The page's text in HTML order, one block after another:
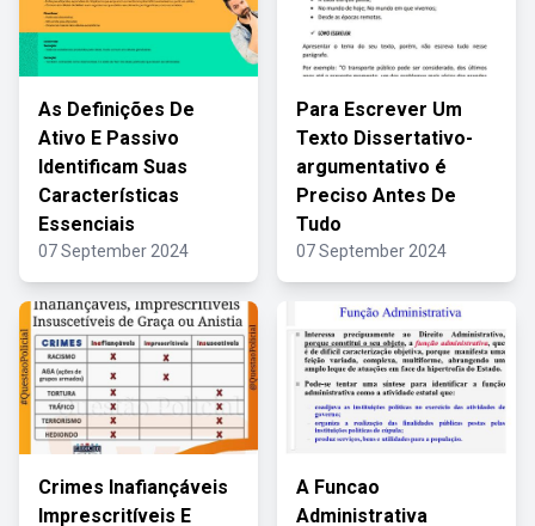
As Definições De
Ativo E Passivo
Identificam Suas
Características
Essenciais
07 September 2024
Para Escrever Um
Texto Dissertativo-
argumentativo é
Preciso Antes De
Tudo
07 September 2024
Crimes Inafiançáveis
Imprescritíveis E
A Funcao
Administrativa